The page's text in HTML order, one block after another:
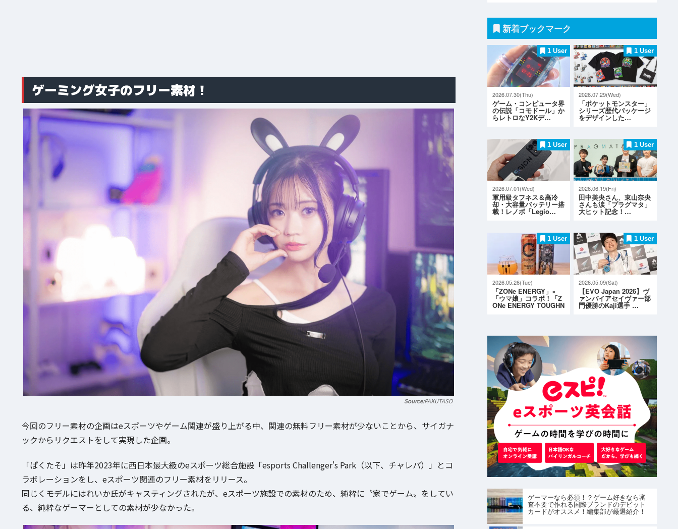
ゲーミング女子のフリー素材！
PAKUTASO
今回のフリー素材の企画はeスポーツやゲーム関連が盛り上がる中、関連の無料フリー素材が少ないことから、サイガナ
ックからリクエストをして実現した企画。
「ぱくたそ」は昨年2023年に西日本最大級のeスポーツ総合施設「esports Challenger's Park（以下、チャレパ）」とコ
ラボレーションをし、eスポーツ関連のフリー素材をリリース。
同じくモデルにはれいか氏がキャスティングされたが、eスポーツ施設での素材のため、純粋に〝家でゲーム〟をしてい
る、純粋なゲーマーとしての素材が少なかった。
新着ブックマーク
1 User
2026.07.30(Thu)
ゲーム・コンピュータ界
の伝説「コモドール」か
らレトロなY2Kデ…
1 User
2026.07.29(Wed)
「ポケットモンスター」
シリーズ歴代パッケージ
をデザインした…
1 User
2026.07.01(Wed)
軍用級タフネス＆高冷
却・大容量バッテリー搭
載！レノボ「Legio…
1 User
2026.06.19(Fri)
田中美央さん、東山奈央
さんも涙「プラグマタ」
大ヒット記念！…
1 User
2026.05.26(Tue)
「ZONe ENERGY」×
「ウマ娘」コラボ！「Z
ONe ENERGY TOUGHN
1 User
2026.05.09(Sat)
【EVO Japan 2026】ヴ
ァンパイアセイヴァー部
門優勝のKaji選手 …
ゲーマーなら必須！？ゲーム好きなら審
査不要で作れる国際ブランドのデビット
カードがオススメ！編集部が厳選紹介！